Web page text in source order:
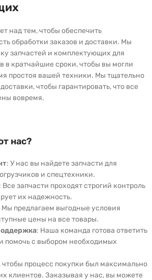
над тем, чтобы обеспечить
обработки заказов и доставки. Мы
запчастей и комплектующих для
в кратчайшие сроки, чтобы вы могли
простоя вашей техники. Мы тщательно
чтобы гарантировать, что все
вовремя.
нас?
: У нас вы найдете запчасти для
и спецтехники.
: Все запчасти проходят строгий контроль
их надежность.
Мы предлагаем выгодные условия
цены на все товары.
: Наша команда готова ответить
помочь с выбором необходимых
процесс покупки был максимально
клиентов. Заказывая у нас, вы можете